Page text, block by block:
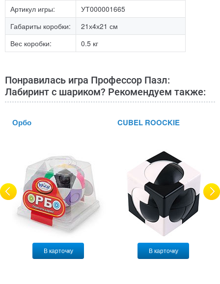
Артикул игры:
УТ000001665
Габариты коробки:
21х4х21 см
Вес коробки:
0.5 кг
Понравилась игра Профессор Пазл:
Лабиринт с шариком? Рекомендуем также:
Орбо
В карточку
CUBEL ROOCKIE
В карточку